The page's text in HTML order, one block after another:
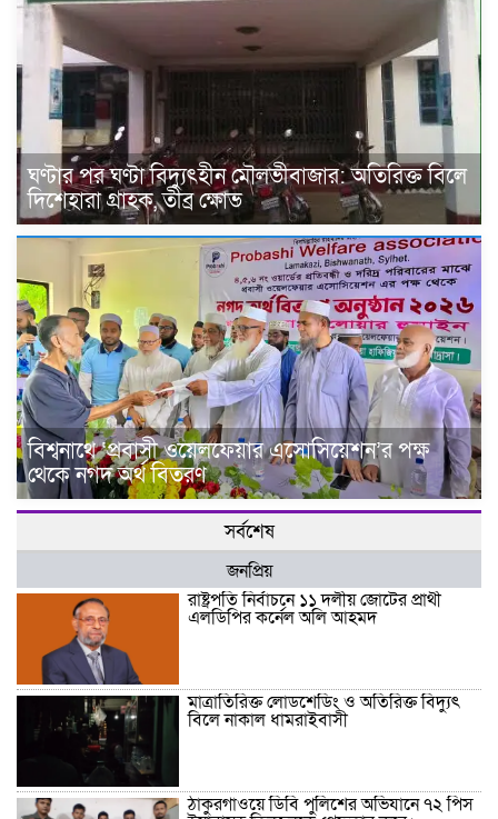
ঘণ্টার পর ঘণ্টা বিদ্যুৎহীন মৌলভীবাজার: অতিরিক্ত বিলে
দিশেহারা গ্রাহক, তীব্র ক্ষোভ
বিশ্বনাথে ‘প্রবাসী ওয়েলফেয়ার এসোসিয়েশন’র পক্ষ
থেকে নগদ অর্থ বিতরণ
সর্বশেষ
জনপ্রিয়
রাষ্ট্রপতি নির্বাচনে ১১ দলীয় জোটের প্রার্থী
এলডিপির কর্নেল অলি আহমদ
মাত্রাতিরিক্ত লোডশেডিং ও অতিরিক্ত বিদ্যুৎ
বিলে নাকাল ধামরাইবাসী
ঠাকুরগাঁওয়ে ডিবি পুলিশের অভিযানে ৭২ পিস